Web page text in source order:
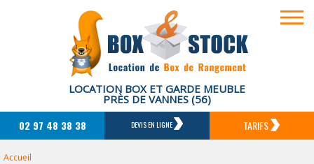
LOCATION BOX ET GARDE MEUBLE
PRÈS DE VANNES (56)
02 97 48 38 38 DEVIS EN LIGNE TARIFS
Accueil